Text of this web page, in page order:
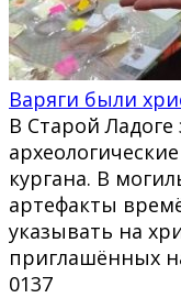
Варяги были
В Старой
кургана. В
артефакты
указывать на
приглашённых
0137